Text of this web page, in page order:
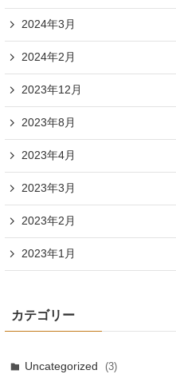
2024年3月
2024年2月
2023年12月
2023年8月
2023年4月
2023年3月
2023年2月
2023年1月
カテゴリー
Uncategorized (3)